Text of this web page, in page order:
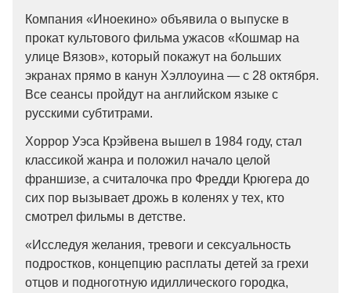
Компания «Иноекино» объявила о выпуске в
прокат культового фильма ужасов «Кошмар на
улице Вязов», который покажут на больших
экранах прямо в канун Хэллоуина — с 28 октября.
Все сеансы пройдут на английском языке с
русскими субтитрами.
Хоррор Уэса Крэйвена вышел в 1984 году, стал
классикой жанра и положил начало целой
франшизе, а считалочка про Фредди Крюгера до
сих пор вызывает дрожь в коленях у тех, кто
смотрел фильмы в детстве.
«Исследуя желания, тревоги и сексуальность
подростков, концепцию расплаты детей за грехи
отцов и подноготную идиллического городка,